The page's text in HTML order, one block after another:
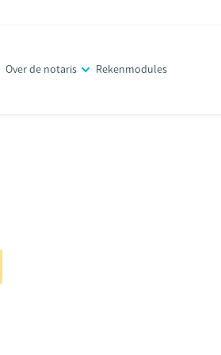
Over de notaris Rekenmodules